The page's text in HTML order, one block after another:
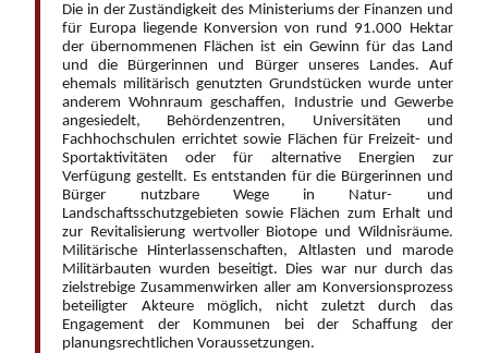
Die in der Zuständigkeit des Ministeriums der Finanzen und
für Europa liegende Konversion von rund 91.000 Hektar
der übernommenen Flächen ist ein Gewinn für das Land
und die Bürgerinnen und Bürger unseres Landes. Auf
ehemals militärisch genutzten Grundstücken wurde unter
anderem Wohnraum geschaffen, Industrie und Gewerbe
angesiedelt, Behördenzentren, Universitäten und
Fachhochschulen errichtet sowie Flächen für Freizeit- und
Sportaktivitäten oder für alternative Energien zur
Verfügung gestellt. Es entstanden für die Bürgerinnen und
Bürger nutzbare Wege in Natur- und
Landschaftsschutzgebieten sowie Flächen zum Erhalt und
zur Revitalisierung wertvoller Biotope und Wildnisräume.
Militärische Hinterlassenschaften, Altlasten und marode
Militärbauten wurden beseitigt. Dies war nur durch das
zielstrebige Zusammenwirken aller am Konversionsprozess
beteiligter Akteure möglich, nicht zuletzt durch das
Engagement der Kommunen bei der Schaffung der
planungsrechtlichen Voraussetzungen.